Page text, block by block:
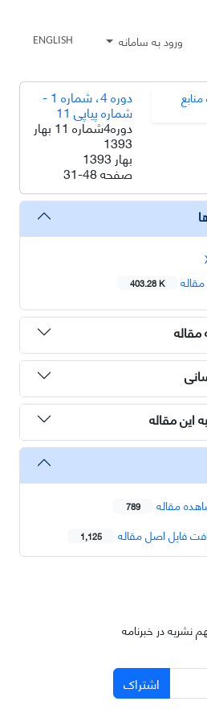
ورود به سامانه ENGLISH
دوره 4، شماره 1 -
شماره پیاپی 11
دوره4شماره 11 بهار
1393
بهار 1393
صفحه31-48
403.28 K
این مقاله
مقاله 789
فایل اصل مقاله 1,125
نشریه در خبرنامه
اشتراک